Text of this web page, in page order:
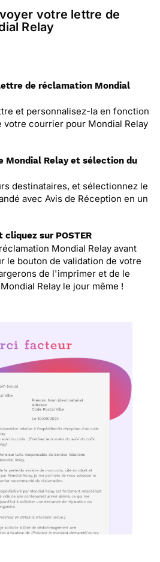
votre lettre de
Relay
de réclamation Mondial
et personnalisez-la en fonction
votre courrier pour Mondial Relay
Mondial Relay et sélection du
destinataires, et sélectionnez le
avec Avis de Réception en un
sur POSTER
Mondial Relay avant
le bouton de validation de votre
de l'imprimer et de le
Relay le jour même !